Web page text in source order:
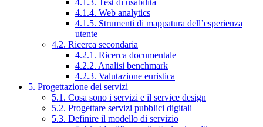
4.1.4. Web analytics
4.1.5. Strumenti di mappatura dell’esperienza
utente
4.2. Ricerca secondaria
4.2.1. Ricerca documentale
4.2.2. Analisi benchmark
4.2.3. Valutazione euristica
5. Progettazione dei servizi
5.1. Cosa sono i servizi e il service design
5.2. Progettare servizi pubblici digitali
5.3. Definire il modello di servizio